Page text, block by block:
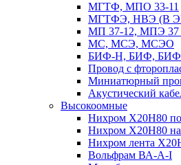
МГТФ, МПО 33-11
МГТФЭ, НВЭ (В
МП 37-12, МПЭ 37
МС, МСЭ, МСЭО
БИФ-Н, БИФ,
Провод с
Миниатюрный
Акустический
Высокоомные
Нихром Х20Н80
Нихром Х20Н80 на
Нихром лента
Вольфрам ВА-А-I